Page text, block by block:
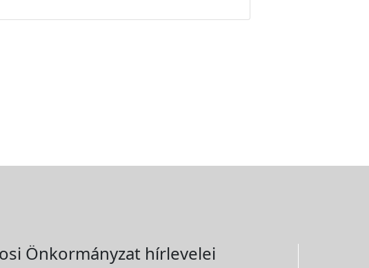
Önkormányzat hírlevelei